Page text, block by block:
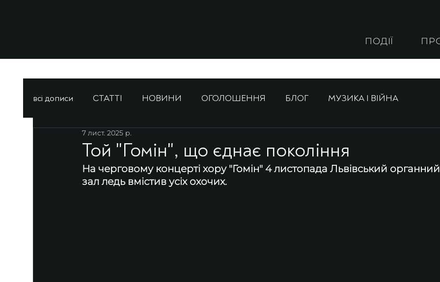
ПОДІЇ
всі дописи СТАТТІ НОВИНИ ОГОЛОШЕННЯ БЛОГ МУЗИКА І ВІЙНА
Той "Гомін", що єднає покоління
7 лист. 2025 р.
На черговому концерті хору "Гомін" 4 листопада Львівський органний
зал ледь вмістив усіх охочих.